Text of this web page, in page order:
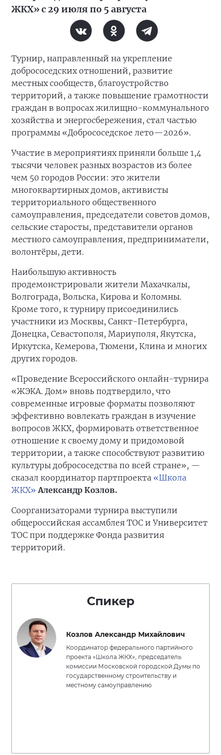
ЖКХ» с 29 июля по 5 августа
Турнир, направленный на укрепление
добрососедских отношений, развитие
местных сообществ, благоустройство
территорий, а также повышение грамотности
граждан в вопросах жилищно-коммунального
хозяйства и энергосбережения, стал частью
программы «Добрососедское лето—2026».
Участие в мероприятиях приняли больше 1,4
тысячи человек разных возрастов из более
чем 50 городов России: это жители
многоквартирных домов, активисты
территориального общественного
самоуправления, председатели советов домов,
сельские старосты, представители органов
местного самоуправления, предприниматели,
волонтёры, дети.
Наибольшую активность
продемонстрировали жители Махачкалы,
Волгограда, Вольска, Кирова и Коломны.
Кроме того, к турниру присоединились
участники из Москвы, Санкт-Петербурга,
Донецка, Севастополя, Мариуполя, Якутска,
Иркутска, Кемерова, Тюмени, Клина и многих
других городов.
«Проведение Всероссийского онлайн-турнира
«ЖЭКА. Дом» вновь подтвердило, что
современные игровые форматы позволяют
эффективно вовлекать граждан в изучение
вопросов ЖКХ, формировать ответственное
отношение к своему дому и придомовой
территории, а также способствуют развитию
культуры добрососедства по всей стране», —
сказал координатор партпроекта «Школа
ЖКХ» Александр Козлов.
Соорганизаторами турнира выступили
общероссийская ассамблея ТОС и Университет
ТОС при поддержке Фонда развития
территорий.
Спикер
Козлов Александр Михайлович
Координатор федерального партийного
проекта «Школа ЖКХ», председатель
комиссии Московской городской Думы по
государственному строительству и
местному самоуправлению